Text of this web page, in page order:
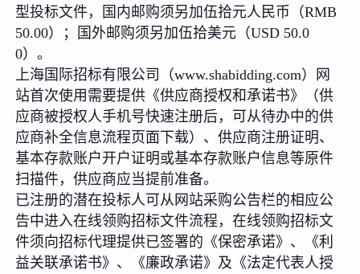
型投标文件，国内邮购须另加伍拾元人民币（RMB
50.00）；国外邮购须另加伍拾美元（USD 50.0
0）。
上海国际招标有限公司（www.shabidding.com）网
站首次使用需要提供《供应商授权和承诺书》（供
应商被授权人手机号快速注册后，可从待办中的供
应商补全信息流程页面下载）、供应商注册证明、
基本存款账户开户证明或基本存款账户信息等原件
扫描件，供应商应当提前准备。
已注册的潜在投标人可从网站采购公告栏的相应公
告中进入在线领购招标文件流程，在线领购招标文
件须向招标代理提供已签署的《保密承诺》、《利
益关联承诺书》、《廉政承诺》及《法定代表人授